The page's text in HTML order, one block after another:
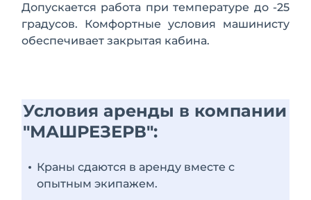
Допускается работа при температуре до -25
градусов. Комфортные условия машинисту
обеспечивает закрытая кабина.
Условия аренды в компании
"МАШРЕЗЕРВ":
Краны сдаются в аренду вместе с
опытным экипажем.